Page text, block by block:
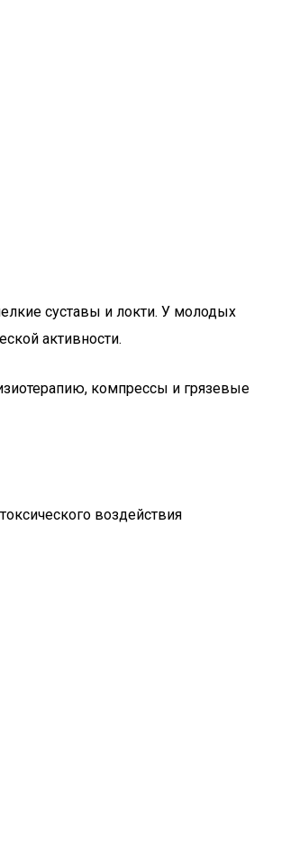
суставы и локти. У молодых
активности.
компрессы и грязевые
воздействия